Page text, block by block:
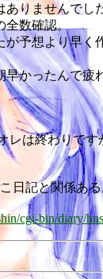
ありませんでし
全数確認。
予想より早く
かったんで
は終わりです
日記と関係ある
cgi-bin/diary/